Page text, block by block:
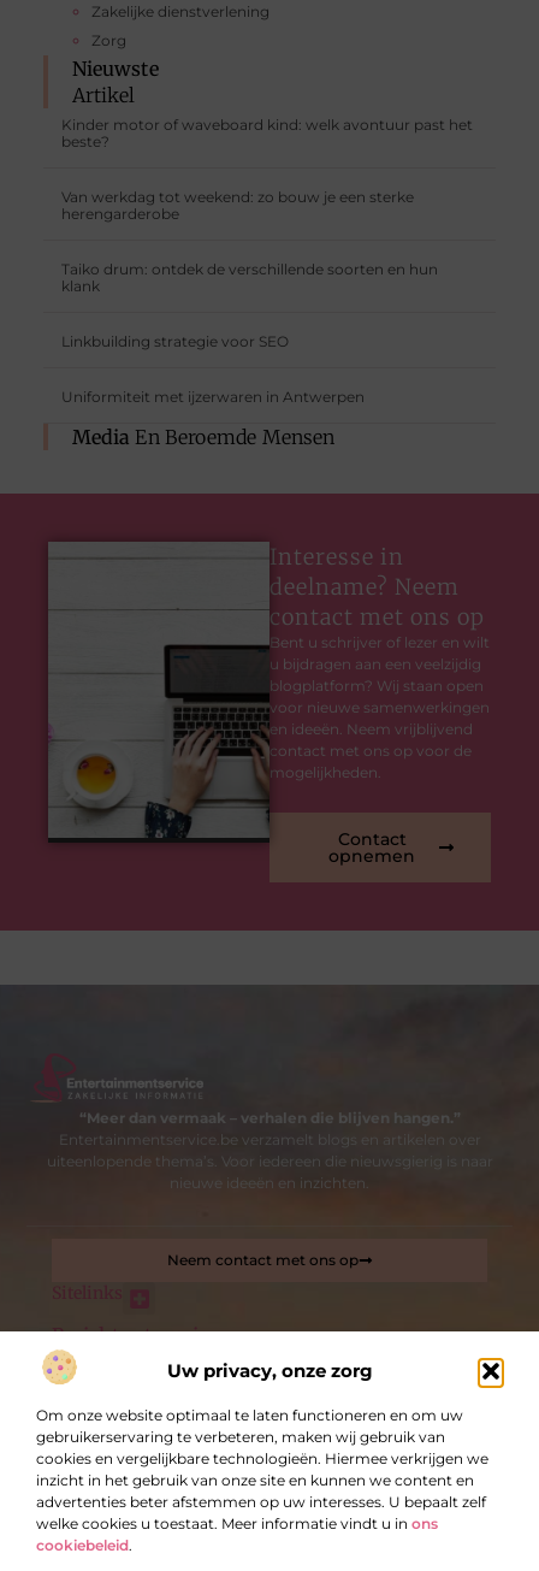
Uw privacy, onze zorg
Om onze website optimaal te laten functioneren en om uw
gebruikerservaring te verbeteren, maken wij gebruik van
cookies en vergelijkbare technologieën. Hiermee verkrijgen we
inzicht in het gebruik van onze site en kunnen we content en
advertenties beter afstemmen op uw interesses. U bepaalt zelf
welke cookies u toestaat. Meer informatie vindt u in ons
cookiebeleid.
Zakelijke dienstverlening
Zorg
Nieuwste
Artikel
Kinder motor of waveboard kind: welk avontuur past het
beste?
Van werkdag tot weekend: zo bouw je een sterke
herengarderobe
Taiko drum: ontdek de verschillende soorten en hun
klank
Linkbuilding strategie voor SEO
Uniformiteit met ijzerwaren in Antwerpen
Media En Beroemde Mensen
Interesse in
deelname? Neem
contact met ons op
Bent u schrijver of lezer en wilt
u bijdragen aan een veelzijdig
blogplatform? Wij staan open
voor nieuwe samenwerkingen
en ideeën. Neem vrijblijvend
contact met ons op voor de
mogelijkheden.
Contact
opnemen
“Meer dan vermaak – verhalen die blijven hangen.”
Entertainmentservice.be verzamelt blogs en artikelen over
uiteenlopende thema’s. Voor iedereen die nieuwsgierig is naar
nieuwe ideeën en inzichten.
Sitelinks
De best gelezen stukken op een rij
24 uur slotenservice
Locatie voor evenementen in Antwerpen met historische
klasse
Ontdek de wereld van NeoNail bestellen
Tips voor schadevrij verhuizen
Bericht categorie
Neem contact met ons op